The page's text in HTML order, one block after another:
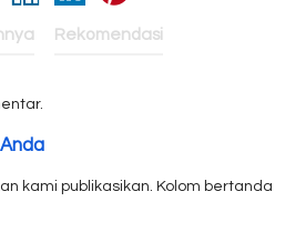
Rekomendasi
kami publikasikan. Kolom bertanda